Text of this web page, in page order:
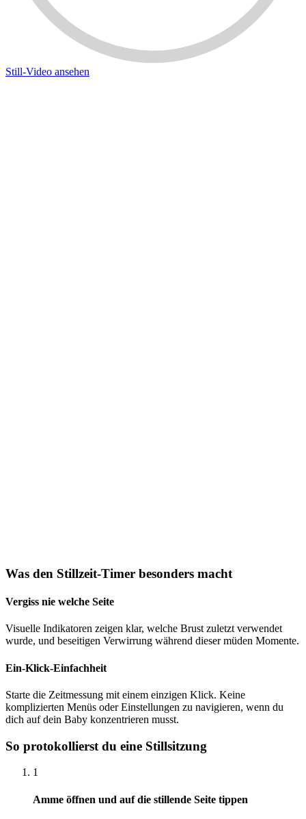
Still-Video ansehen
Was den Stillzeit-Timer besonders macht
Vergiss nie welche Seite
Visuelle Indikatoren zeigen klar, welche Brust zuletzt verwendet
wurde, und beseitigen Verwirrung während dieser müden Momente.
Ein-Klick-Einfachheit
Starte die Zeitmessung mit einem einzigen Klick. Keine
komplizierten Menüs oder Einstellungen zu navigieren, wenn du
dich auf dein Baby konzentrieren musst.
So protokollierst du eine Stillsitzung
1
Amme öffnen und auf die stillende Seite tippen